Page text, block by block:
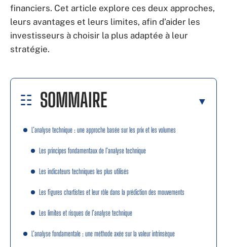
financiers. Cet article explore ces deux approches,
leurs avantages et leurs limites, afin d’aider les
investisseurs à choisir la plus adaptée à leur
stratégie.
SOMMAIRE
L’analyse technique : une approche basée sur les prix et les volumes
Les principes fondamentaux de l’analyse technique
Les indicateurs techniques les plus utilisés
Les figures chartistes et leur rôle dans la prédiction des mouvements
Les limites et risques de l’analyse technique
L’analyse fondamentale : une méthode axée sur la valeur intrinsèque